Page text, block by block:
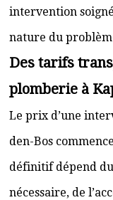
intervention
nature du
Des tarifs
plomberie à
Le prix d’une
den-Bos
définitif dépend
nécessaire, de